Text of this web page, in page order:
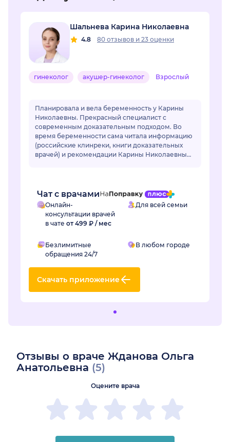
Шальнева Карина Николаевна
4.8 80 отзывов и 23 оценки
гинеколог акушер-гинеколог Взрослый
Планировала и вела беременность у Карины
Николаевны. Прекрасный специалист с
современным доказательным подходом. Во
время беременности сама читала информацию
(российские клинреки, книги доказательных
врачей) и рекомендации Карины Николаевны
Чат с врачами
Онлайн-
консультации врачей
в чате от 499 ₽ / мес
Для всей семьи
Безлимитные
обращения 24/7
В любом городе
Скачать приложение
Отзывы о враче Жданова Ольга
Анатольевна (5)
Оцените врача